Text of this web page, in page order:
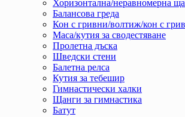
Хоризонтална/неравномерна
Балансова греда
Кон с гривни/волтиж/кон с
Маса/кутия за сводестяване
Пролетна дъска
Шведски стени
Балетна релса
Кутия за тебешир
Гимнастически халки
Щанги за гимнастика
Батут